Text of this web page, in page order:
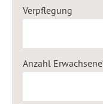
Verpflegung
Anzahl Erwachsene